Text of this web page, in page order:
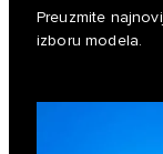
Preuzmite
izboru modela.